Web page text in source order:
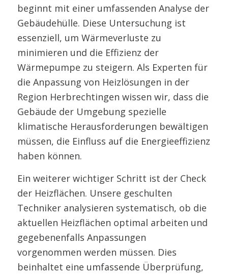
beginnt mit einer umfassenden Analyse der
Gebäudehülle. Diese Untersuchung ist
essenziell, um Wärmeverluste zu
minimieren und die Effizienz der
Wärmepumpe zu steigern. Als Experten für
die Anpassung von Heizlösungen in der
Region Herbrechtingen wissen wir, dass die
Gebäude der Umgebung spezielle
klimatische Herausforderungen bewältigen
müssen, die Einfluss auf die Energieeffizienz
haben können.
Ein weiterer wichtiger Schritt ist der Check
der Heizflächen. Unsere geschulten
Techniker analysieren systematisch, ob die
aktuellen Heizflächen optimal arbeiten und
gegebenenfalls Anpassungen
vorgenommen werden müssen. Dies
beinhaltet eine umfassende Überprüfung,